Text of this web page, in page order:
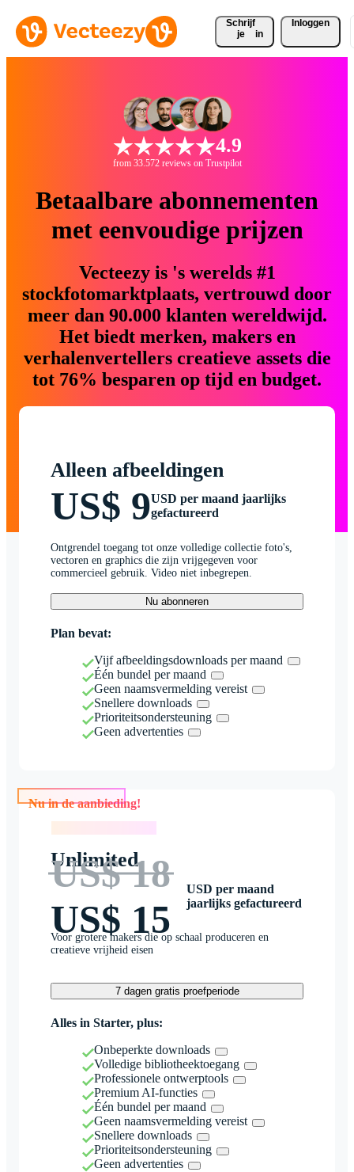
Schrijf
je
in
Inloggen
4.9
from 33.572 reviews on Trustpilot
Betaalbare abonnementen
met eenvoudige prijzen
Vecteezy is 's werelds #1
stockfotomarktplaats, vertrouwd door
meer dan 90.000 klanten wereldwijd.
Het biedt merken, makers en
verhalenvertellers creatieve assets die
tot 76% besparen op tijd en budget.
Alleen afbeeldingen
US$ 9USD per maand jaarlijks
gefactureerd
Ontgrendel toegang tot onze volledige collectie foto's,
vectoren en graphics die zijn vrijgegeven voor
commercieel gebruik. Video niet inbegrepen.
Nu abonneren
Plan bevat:
Vijf afbeeldingsdownloads per maand
Één bundel per maand
Geen naamsvermelding vereist
Snellere downloads
Prioriteitsondersteuning
Geen advertenties
Nu in de aanbieding!
Unlimited
US$ 18
US$ 15
USD per maand
jaarlijks gefactureerd
Voor grotere makers die op schaal produceren en
creatieve vrijheid eisen
7 dagen gratis proefperiode
Alles in Starter, plus:
Onbeperkte downloads
Volledige bibliotheektoegang
Professionele ontwerptools
Premium AI-functies
Één bundel per maand
Geen naamsvermelding vereist
Snellere downloads
Prioriteitsondersteuning
Geen advertenties